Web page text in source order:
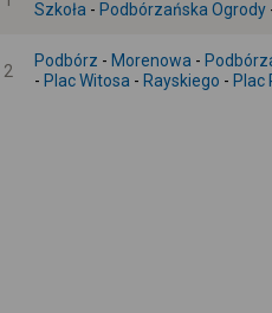
Szkoła - Podbórzańska Ogrody
2
Podbórz - Morenowa -
- Plac Witosa - Rayskiego - Plac